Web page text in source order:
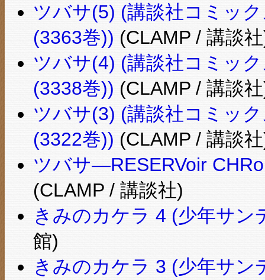
ツバサ(5) (講談社コミッ
(3363巻)) (CLAMP / 講談
ツバサ(4) (講談社コミッ
(3338巻)) (CLAMP / 講談
ツバサ(3) (講談社コミッ
(3322巻)) (CLAMP / 講談
ツバサ―RESERVoir
(CLAMP / 講談社)
きみのカケラ 4 (少年サン
館)
きみのカケラ 3 (少年サン